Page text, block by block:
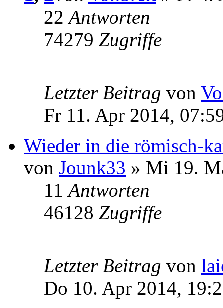
22Antworten
74279 Zugriffe
Letzter Beitrag von
Fr 11. Apr 2014,
Wieder in die römisch-
von Jounk33 » Mi 19.
11Antworten
46128 Zugriffe
Letzter Beitrag von
Do 10. Apr 2014,